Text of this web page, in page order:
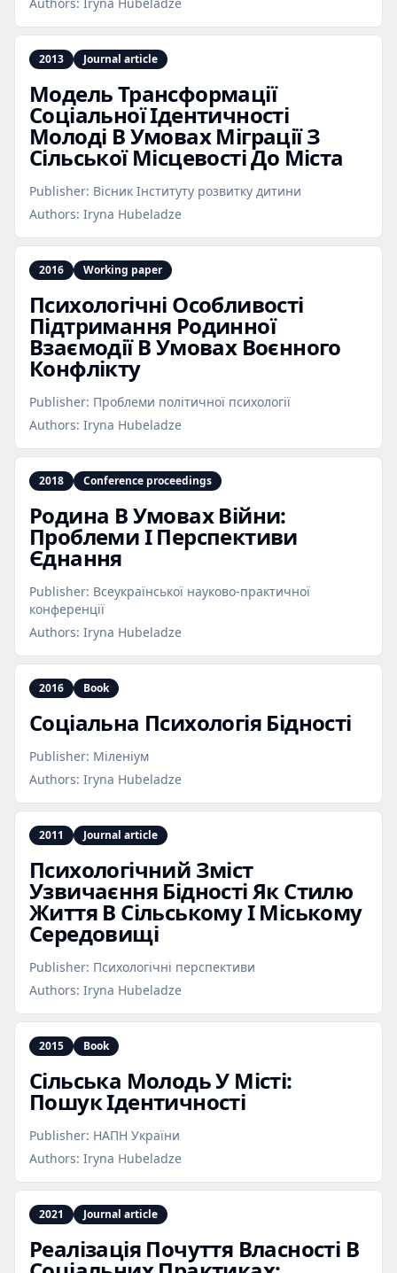
2013 Journal article
Модель Трансформації
Соціальної Ідентичності
Молоді В Умовах Міграції З
Сільської Місцевості До Міста
Publisher: Вісник Інституту розвитку дитини
Authors: Iryna Hubeladze
2016 Working paper
Психологічні Особливості
Підтримання Родинної
Взаємодії В Умовах Воєнного
Конфлікту
Publisher: Проблеми політичної психології
Authors: Iryna Hubeladze
2018 Conference proceedings
Родина В Умовах Війни:
Проблеми І Перспективи
Єднання
Publisher: Всеукраїнської науково-практичної
конференції
Authors: Iryna Hubeladze
2016 Book
Соціальна Психологія Бідності
Publisher: Міленіум
Authors: Iryna Hubeladze
2011 Journal article
Психологічний Зміст
Узвичаєння Бідності Як Стилю
Життя В Сільському І Міському
Середовищі
Publisher: Психологічні перспективи
Authors: Iryna Hubeladze
2015 Book
Сільська Молодь У Місті:
Пошук Ідентичності
Publisher: НАПН України
Authors: Iryna Hubeladze
2021 Journal article
Реалізація Почуття Власності В